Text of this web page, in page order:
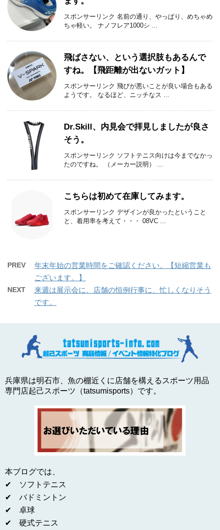
スポンサーリンク 名前の通り、やっぱり、めちゃめ
ちゃ軽い。 ナノフレア1000シ ...
飛ばさない、という選択肢もあるんで
すね。【飛距離が出ないガット】
スポンサーリンク 飛びが悪いことが良い場合もある
ようです。 なるほど、ニッチなス ...
Dr.Skill、内見会で拝見しましたが良さ
そう。
スポンサーリンク ソフトテニス向けは今までなかっ
たのですね。 （メーカー説明） ...
こちらは初めて在庫してみます。
スポンサーリンク デザインが良かったということ
と、着用率を考えて・・・ 08VC ...
PREV
年末年始の営業時間をご確認ください。【短縮営業も
ございます。】
NEXT
来週は展示会に、店舗の恒例行事に、忙しくなりそう
です。
兵庫県は明石市、魚の棚近くに店舗を構えるスポーツ用品
専門店起己スポーツ（tatsumisports）です。
本ブログでは、
✔ ソフトテニス
✔ バドミントン
✔ 卓球
✔ 硬式テニス